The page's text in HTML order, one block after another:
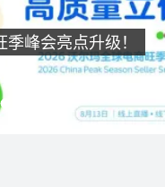
峰会亮点升级！